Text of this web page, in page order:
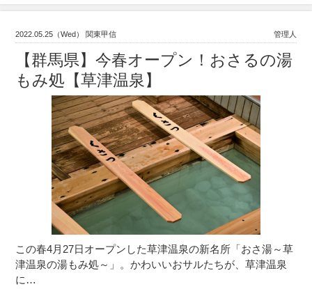
2022.05.25（Wed） 関東甲信 管理人
【群馬県】今春オープン！おさるの湯
もみ処【草津温泉】
この春4月27日オープンした草津温泉の新名所「おさ湯～草
津温泉の湯もみ処～」。かわいいおサルたちが、草津温泉
に…